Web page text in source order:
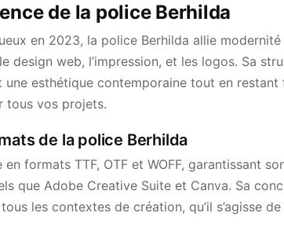
de la police Berhilda
en 2023, la police Berhilda allie
design web, l’impression, et les logos. Sa
esthétique contemporaine tout en
tous vos projets.
de la police Berhilda
formats TTF, OTF et WOFF, garantissant
que Adobe Creative Suite et Canva. Sa
les contextes de création, qu’il s’agisse